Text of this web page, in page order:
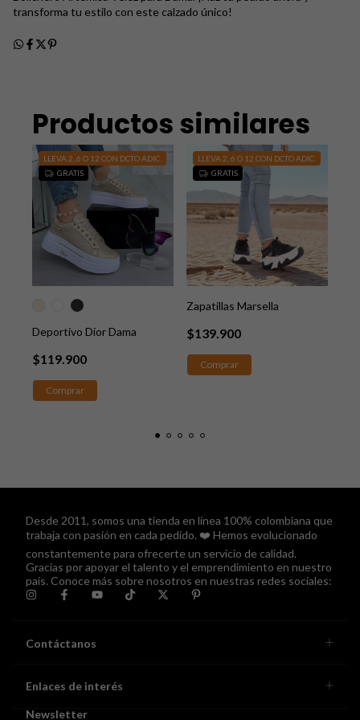
transforma tu estilo con este calzado único!
Productos similares
LLEVA 2, 6 O 12 CON DCTO ADIC.
GRATIS
Deportivo Dior Dama
$119.900
Comprar
LLEVA 2, 6 O 12 CON DCTO ADIC.
GRATIS
Zapatillas Marsella
$139.900
Comprar
Desde 2011, somos una tienda en línea 100% colombiana que
trabaja con pasión en cada pedido. ❤️ Hemos evolucionado
constantemente para ofrecerte un servicio de calidad.
Gracias por apoyar el talento y el emprendimiento en nuestro
país. Conoce más sobre nosotros en nuestras redes sociales:
Contáctanos
Enlaces de interés
Newsletter